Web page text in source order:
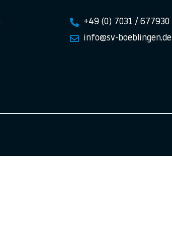
+49 (0) 7031 / 677930
info@sv-boeblingen.de